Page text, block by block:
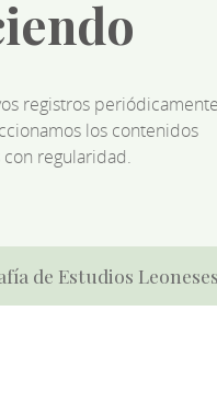
registros
los contenidos
regularidad.
de Estudios